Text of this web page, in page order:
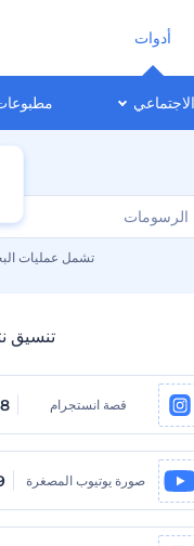
أدوات
تشمل عمليات
تنسيق
قصة انستجرام
صورة يوتيوب المصغرة